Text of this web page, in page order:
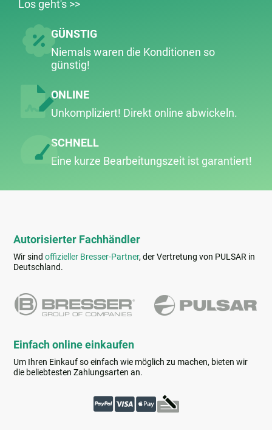
Los geht's >>
GÜNSTIG
Niemals waren die Konditionen so
günstig!
ONLINE
Unkompliziert! Direkt online abwickeln.
SCHNELL
Eine kurze Bearbeitungs­zeit ist garantiert!
Autorisierter Fachhändler
Wir sindoffizieller Bresser-Partner, der Vertretung von PULSAR in
Deutschland.
Einfach online einkaufen
Um Ihren Einkauf so einfach wie möglich zu machen, bieten wir
die beliebtesten Zahlungsarten an.